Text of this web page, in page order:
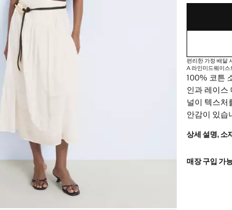
편리한 가정 배달
A 라인미드웨이스
100% 코튼
인과 레이스
널이 텍스처
안감이 있습
상세 설명, 소
매장 구입 가